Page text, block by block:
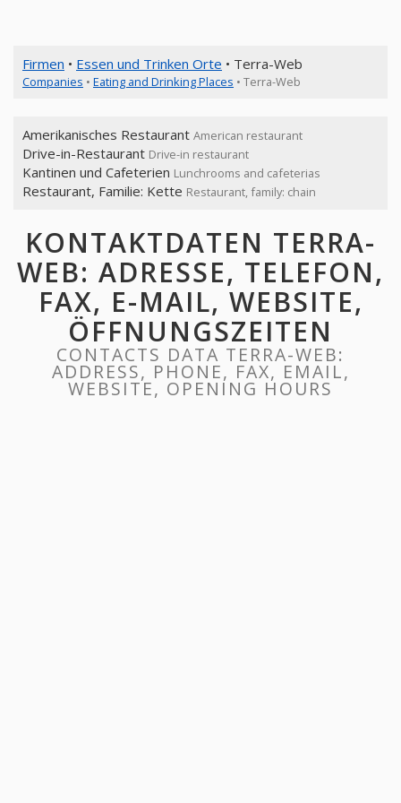
Firmen • Essen und Trinken Orte • Terra-Web
Companies • Eating and Drinking Places • Terra-Web
Amerikanisches Restaurant American restaurant
Drive-in-Restaurant Drive-in restaurant
Kantinen und Cafeterien Lunchrooms and cafeterias
Restaurant, Familie: Kette Restaurant, family: chain
KONTAKTDATEN TERRA-
WEB: ADRESSE, TELEFON,
FAX, E-MAIL, WEBSITE,
ÖFFNUNGSZEITEN
CONTACTS DATA TERRA-WEB:
ADDRESS, PHONE, FAX, EMAIL,
WEBSITE, OPENING HOURS